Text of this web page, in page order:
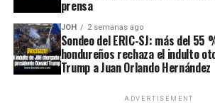
prensa
JOH 2 semanas ago
Sondeo del ERIC-SJ: más del 55
hondureños rechaza el indulto
Trump a Juan Orlando Hernández
ADVERTISEMENT